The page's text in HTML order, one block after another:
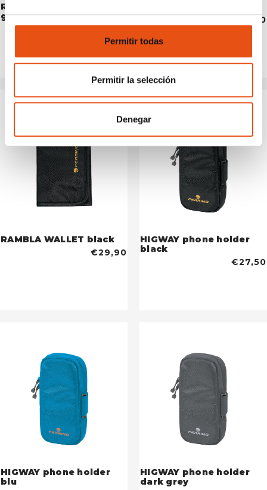
Permitir todas
Permitir la selección
Denegar
RAMBLA WALLET dark
grey
€29,90
€29,90
RAMBLA WALLET black
€29,90
HIGWAY phone holder
black
€27,50
HIGWAY phone holder
blu
HIGWAY phone holder
dark grey